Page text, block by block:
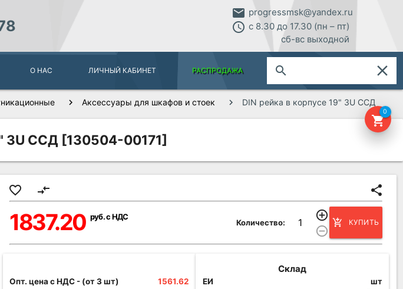
email progressmsk@yandex.ru
access_time с 8.30 до 17.30 (пн – пт)
сб-вс выходной
О НАС ЛИЧНЫЙ КАБИНЕТ РАСПРОДАЖА search close
shopping_cart
0
Аксессуары для шкафов и стоек DIN рейка в корпусе 19" 3U ССД
3U ССД [130504-00171]
favorite_border compare_arrows share
1837.20 руб. с НДС
Количество:
add_circle_outline
remove_circle_outline
add_shopping_cart КУПИТЬ
Опт. цена c НДС- (от 3 шт) 1561.62
Склад
ЕИ
шт